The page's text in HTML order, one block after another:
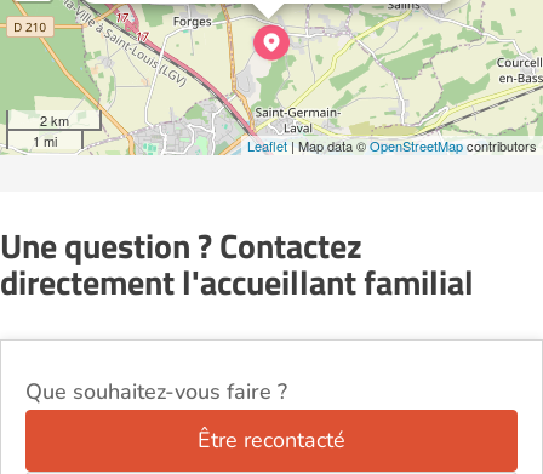
2 km
1 mi
Leaflet| Map data ©OpenStreetMapcontributors
Une question ? Contactez
directement l'accueillant familial
Que souhaitez-vous faire ?
Être recontacté